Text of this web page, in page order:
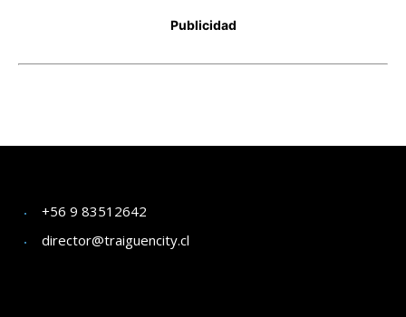
+56 9 83512642
director@traiguencity.cl